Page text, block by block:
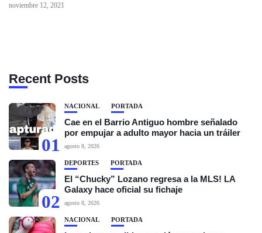
noviembre 12, 2021
Recent Posts
01
NACIONAL PORTADA
Cae en el Barrio Antiguo hombre señalado
por empujar a adulto mayor hacia un tráiler
agosto 8, 2026
02
DEPORTES PORTADA
El “Chucky” Lozano regresa a la MLS! LA
Galaxy hace oficial su fichaje
agosto 8, 2026
NACIONAL PORTADA